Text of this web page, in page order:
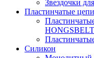
Звездочки
Пластинчатые
HONGSBELT
Силикон